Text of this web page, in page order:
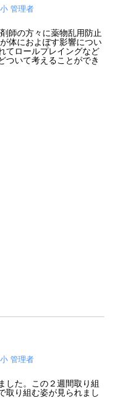
管理者
師の方々に薬物乱用防止
体におよぼす影響につい
てロールプレイングなど
ついて考えることができ
管理者
した。この２週間取り組
取り組む姿が見られまし